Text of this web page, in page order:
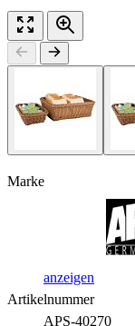
Marke
anzeigen
Artikelnummer
APS-40270